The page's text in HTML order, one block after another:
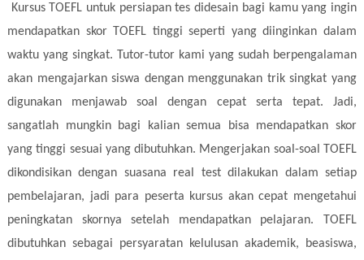
Kursus TOEFL untuk persiapan tes didesain bagi kamu yang ingin
mendapatkan skor TOEFL tinggi seperti yang diinginkan dalam
waktu yang singkat. Tutor-tutor kami yang sudah berpengalaman
akan mengajarkan siswa dengan menggunakan trik singkat yang
digunakan menjawab soal dengan cepat serta tepat. Jadi,
sangatlah mungkin bagi kalian semua bisa mendapatkan skor
yang tinggi sesuai yang dibutuhkan. Mengerjakan soal-soal TOEFL
dikondisikan dengan suasana real test dilakukan dalam setiap
pembelajaran, jadi para peserta kursus akan cepat mengetahui
peningkatan skornya setelah mendapatkan pelajaran. TOEFL
dibutuhkan sebagai persyaratan kelulusan akademik, beasiswa,